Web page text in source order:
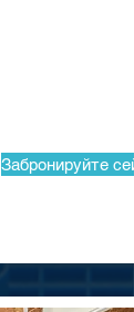
Забронируйте